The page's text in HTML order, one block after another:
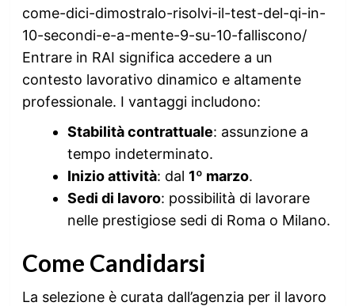
come-dici-dimostralo-risolvi-il-test-del-qi-in-
10-secondi-e-a-mente-9-su-10-falliscono/
Entrare in RAI significa accedere a un
contesto lavorativo dinamico e altamente
professionale. I vantaggi includono:
Stabilità contrattuale: assunzione a
tempo indeterminato.
Inizio attività: dal 1º marzo.
Sedi di lavoro: possibilità di lavorare
nelle prestigiose sedi di Roma o Milano.
Come Candidarsi
La selezione è curata dall’agenzia per il lavoro